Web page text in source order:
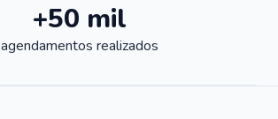
+50 mil
agendamentos realizados